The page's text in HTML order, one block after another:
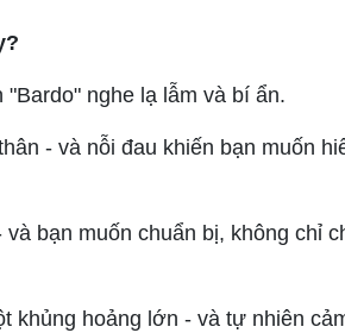
nghe lạ lẫm và bí ẩn.
- và nỗi đau khiến bạn muốn
bạn muốn chuẩn bị, không chỉ
khủng hoảng lớn - và tự nhiên